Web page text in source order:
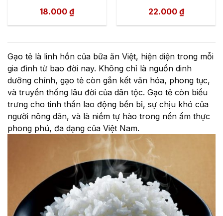
18.000 ₫ 22.000 ₫
Gạo tẻ là linh hồn của bữa ăn Việt, hiện diện trong mỗi
gia đình từ bao đời nay. Không chỉ là nguồn dinh
dưỡng chính, gạo tẻ còn gắn kết văn hóa, phong tục,
và truyền thống lâu đời của dân tộc. Gạo tẻ còn biểu
trưng cho tinh thần lao động bền bỉ, sự chịu khó của
người nông dân, và là niềm tự hào trong nền ẩm thực
phong phú, đa dạng của Việt Nam.